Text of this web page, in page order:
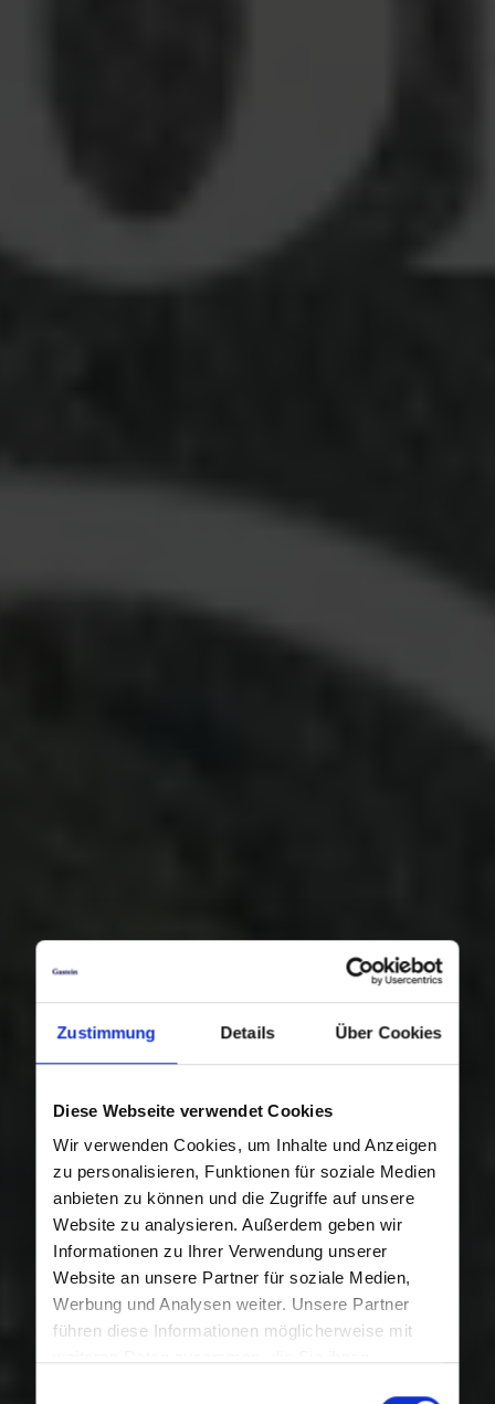
Zustimmung Details Über Cookies
Diese Webseite verwendet Cookies
Wir verwenden Cookies, um Inhalte und Anzeigen
zu personalisieren, Funktionen für soziale Medien
anbieten zu können und die Zugriffe auf unsere
Website zu analysieren. Außerdem geben wir
Informationen zu Ihrer Verwendung unserer
Website an unsere Partner für soziale Medien,
Werbung und Analysen weiter. Unsere Partner
führen diese Informationen möglicherweise mit